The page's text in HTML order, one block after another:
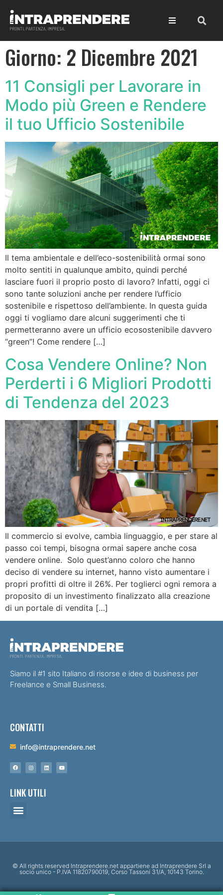
Giorno: 2 Dicembre 2021
11 Consigli per Lavorare in
Modo più Green e Rendere
il tuo Ufficio Sostenibile
Il tema ambientale e dell’eco-sostenibilità ormai sono
molto sentiti in qualunque ambito, quindi perché
lasciare fuori il proprio posto di lavoro? Infatti, oggi ci
sono tante soluzioni anche per rendere l’ufficio
sostenibile e rispettoso dell’ambiente. In questa guida
oggi ti vogliamo dare alcuni suggerimenti che ti
permetteranno avere un ufficio ecosostenibile davvero
“green”! Come rendere […]
Cosa Vendere Online? Non
Perderti i 6 Migliori Prodotti
di Tendenza del 2023
Il commercio si evolve, cambia linguaggio, e per stare al
passo coi tempi, bisogna ormai sapere anche cosa
vendere online. Solo quest’anno coloro che hanno
deciso di vendere su internet, hanno visto aumentare i
propri profitti di oltre il 26%. Per toglierci ogni remora a
proposito di un investimento finalizzato alla creazione
di un portale di vendita […]
Siamo il #1 sito Italiano di risorse e idee di business per
Freelance e Small Business.
CONTATTI
info@intraprendere.net
LINK UTILI
© All rights reserved Intraprendere.net appartiene ad Intraprendere Srl a
socio unico - P.IVA 11820790019, Corso Tassoni 31/A, 10143 Torino.